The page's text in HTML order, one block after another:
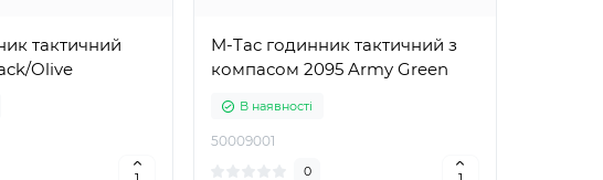
тактичний
Olive
M-Tac годинник тактичний з
компасом 2095 Army Green
В наявності
50009001
0